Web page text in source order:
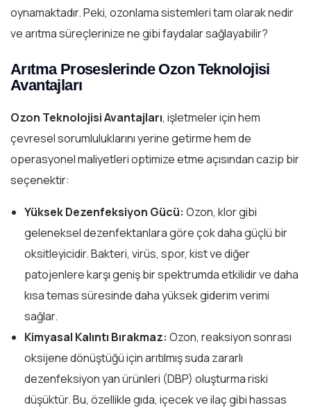
oynamaktadır. Peki, ozonlama sistemleri tam olarak nedir
ve arıtma süreçlerinize ne gibi faydalar sağlayabilir?
Arıtma Proseslerinde Ozon Teknolojisi
Avantajları
Ozon Teknolojisi Avantajları, işletmeler için hem
çevresel sorumluluklarını yerine getirme hem de
operasyonel maliyetleri optimize etme açısından cazip bir
seçenektir:
Yüksek Dezenfeksiyon Gücü: Ozon, klor gibi
geleneksel dezenfektanlara göre çok daha güçlü bir
oksitleyicidir. Bakteri, virüs, spor, kist ve diğer
patojenlere karşı geniş bir spektrumda etkilidir ve daha
kısa temas süresinde daha yüksek giderim verimi
sağlar.
Kimyasal Kalıntı Bırakmaz: Ozon, reaksiyon sonrası
oksijene dönüştüğü için arıtılmış suda zararlı
dezenfeksiyon yan ürünleri (DBP) oluşturma riski
düşüktür. Bu, özellikle gıda, içecek ve ilaç gibi hassas